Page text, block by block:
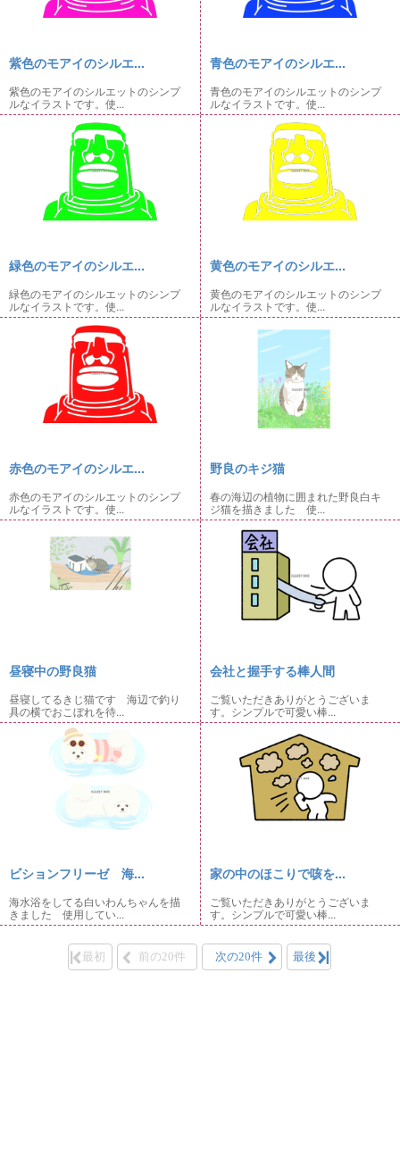
紫色のモアイのシルエ...
紫色のモアイのシルエットのシンプ
ルなイラストです。使...
青色のモアイのシルエ...
青色のモアイのシルエットのシンプ
ルなイラストです。使...
緑色のモアイのシルエ...
緑色のモアイのシルエットのシンプ
ルなイラストです。使...
黄色のモアイのシルエ...
黄色のモアイのシルエットのシンプ
ルなイラストです。使...
赤色のモアイのシルエ...
赤色のモアイのシルエットのシンプ
ルなイラストです。使...
野良のキジ猫
春の海辺の植物に囲まれた野良白キ
ジ猫を描きました 使...
昼寝中の野良猫
昼寝してるきじ猫です 海辺で釣り
具の横でおこぼれを待...
会社と握手する棒人間
ご覧いただきありがとうございま
す。シンプルで可愛い棒...
ビションフリーゼ 海...
海水浴をしてる白いわんちゃんを描
きました 使用してい...
家の中のほこりで咳を...
ご覧いただきありがとうございま
す。シンプルで可愛い棒...
最初 前の20件 次の20件 最後